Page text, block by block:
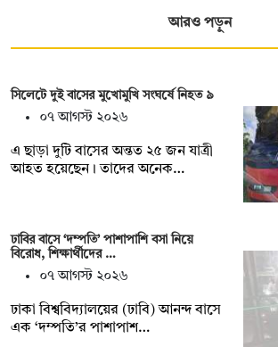
আরও পড়ুন
সিলেটে দুই বাসের মুখোমুখি সংঘর্ষে নিহত ৯
০৭ আগস্ট ২০২৬
এ ছাড়া দুটি বাসের অন্তত ২৫ জন যাত্রী
আহত হয়েছেন। তাদের অনেক…
ঢাবির বাসে ‘দম্পতি’ পাশাপাশি বসা নিয়ে
বিরোধ, শিক্ষার্থীদের …
০৭ আগস্ট ২০২৬
ঢাকা বিশ্ববিদ্যালয়ের (ঢাবি) আনন্দ বাসে
এক ‘দম্পতি’র পাশাপাশ…